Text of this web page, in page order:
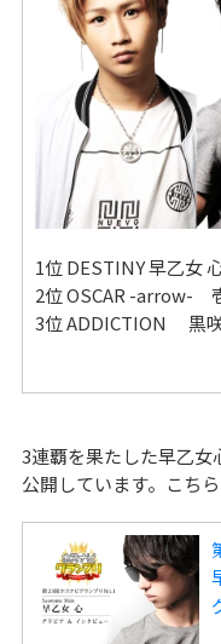
1位 DESTINY 早乙女
2位 OSCAR -arrow-
3位 ADDICTION 黒咲
3連覇を果たした早乙女
公開しています。こち